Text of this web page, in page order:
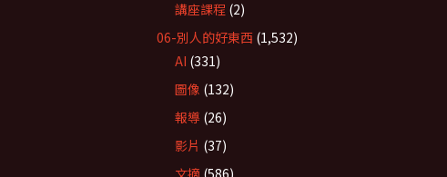
講座課程 (2)
06-別人的好東西 (1,532)
AI (331)
圖像 (132)
報導 (26)
影片 (37)
文摘 (586)